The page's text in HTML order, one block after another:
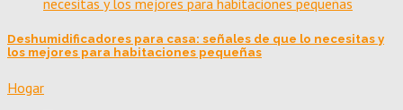
Deshumidificadores para casa: señales de que lo necesitas y
los mejores para habitaciones pequeñas
Hogar